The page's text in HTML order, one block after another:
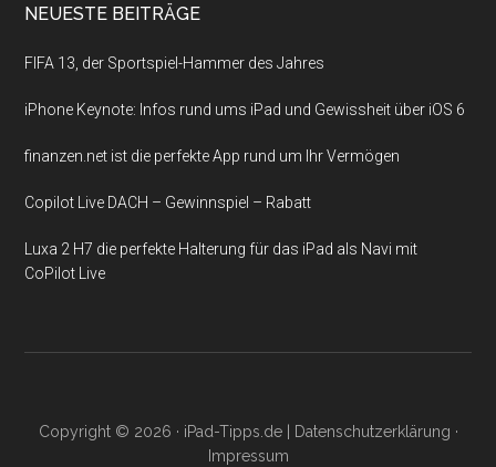
NEUESTE BEITRÄGE
FIFA 13, der Sportspiel-Hammer des Jahres
iPhone Keynote: Infos rund ums iPad und Gewissheit über iOS 6
finanzen.net ist die perfekte App rund um Ihr Vermögen
Copilot Live DACH – Gewinnspiel – Rabatt
Luxa 2 H7 die perfekte Halterung für das iPad als Navi mit
CoPilot Live
Copyright © 2026 · iPad-Tipps.de| Datenschutzerklärung ·
Impressum